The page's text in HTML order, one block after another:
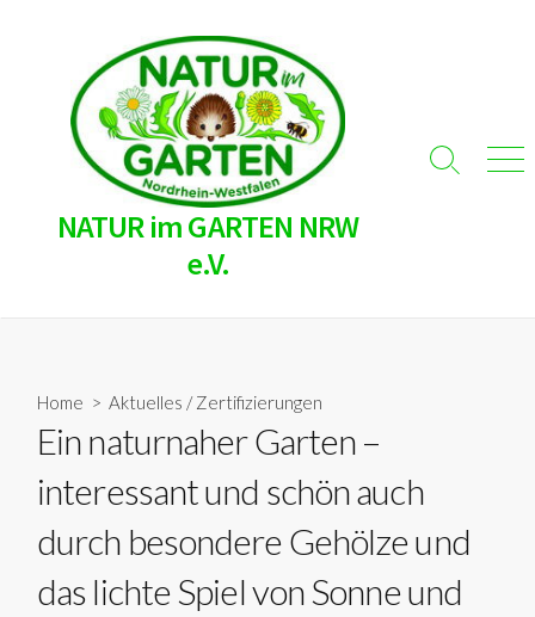
content
NATUR im GARTEN NRW
e.V.
Search
Home > Aktuelles /Zertifizierungen
Ein naturnaher Garten –
interessant und schön auch
durch besondere Gehölze und
das lichte Spiel von Sonne und